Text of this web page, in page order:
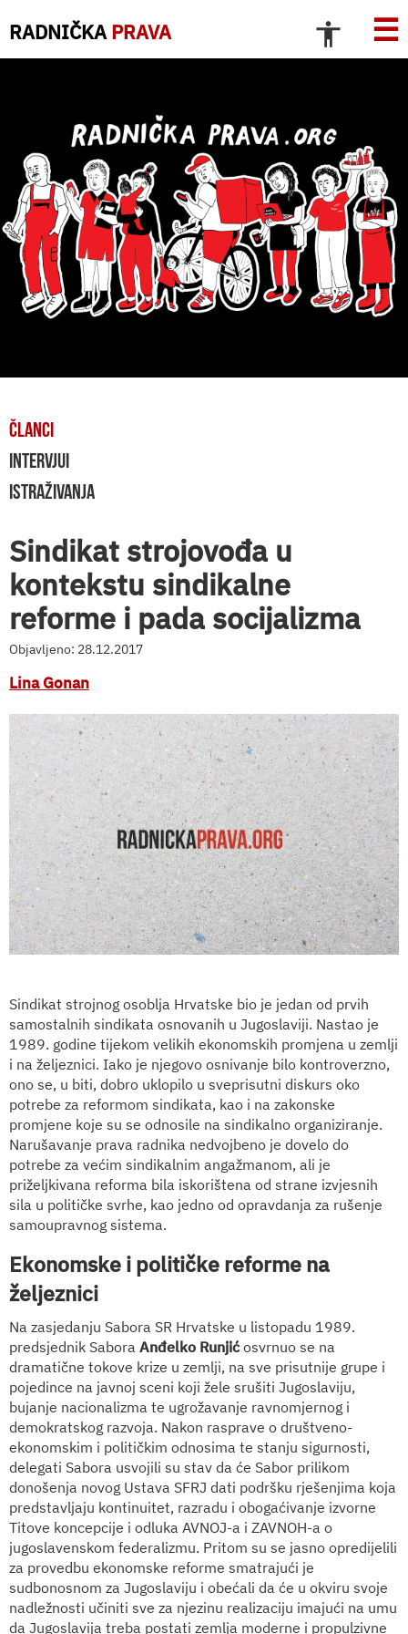
RADNIČKA PRAVA ☰
ČLANCI
INTERVJUI
ISTRAŽIVANJA
Sindikat strojovođa u
kontekstu sindikalne
reforme i pada socijalizma
Objavljeno: 28.12.2017
Lina Gonan
Sindikat strojnog osoblja Hrvatske bio je jedan od prvih
samostalnih sindikata osnovanih u Jugoslaviji. Nastao je
1989. godine tijekom velikih ekonomskih promjena u zemlji
i na željeznici. Iako je njegovo osnivanje bilo kontroverzno,
ono se, u biti, dobro uklopilo u sveprisutni diskurs oko
potrebe za reformom sindikata, kao i na zakonske
promjene koje su se odnosile na sindikalno organiziranje.
Narušavanje prava radnika nedvojbeno je dovelo do
potrebe za većim sindikalnim angažmanom, ali je
priželjkivana reforma bila iskorištena od strane izvjesnih
sila u političke svrhe, kao jedno od opravdanja za rušenje
samoupravnog sistema.
Ekonomske i političke reforme na
željeznici
Na zasjedanju Sabora SR Hrvatske u listopadu 1989.
predsjednik Sabora Anđelko Runjićosvrnuo se na
dramatične tokove krize u zemlji, na sve prisutnije grupe i
pojedince na javnoj sceni koji žele srušiti Jugoslaviju,
bujanje nacionalizma te ugrožavanje ravnomjernog i
demokratskog razvoja. Nakon rasprave o društveno-
ekonomskim i političkim odnosima te stanju sigurnosti,
delegati Sabora usvojili su stav da će Sabor prilikom
donošenja novog Ustava SFRJ dati podršku rješenjima koja
predstavljaju kontinuitet, razradu i obogaćivanje izvorne
Titove koncepcije i odluka AVNOJ-a i ZAVNOH-a o
jugoslavenskom federalizmu. Pritom su se jasno opredijelili
za provedbu ekonomske reforme smatrajući je
sudbonosnom za Jugoslaviju i obećali da će u okviru svoje
nadležnosti učiniti sve za njezinu realizaciju imajući na umu
da Jugoslavija treba postati zemlja moderne i propulzivne